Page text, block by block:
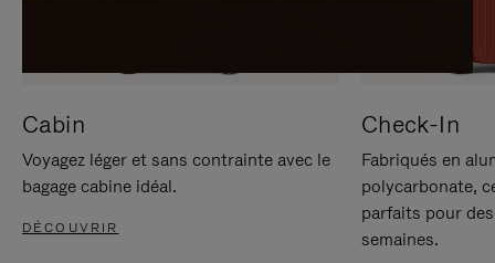
Cabin
Voyagez léger et sans contrainte avec le
bagage cabine idéal.
DÉCOUVRIR
Check-In
Fabriqués en
polycarbonate,
parfaits pour
semaines.